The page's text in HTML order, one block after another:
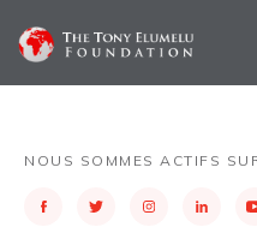
NOUS SOMMES ACTIFS